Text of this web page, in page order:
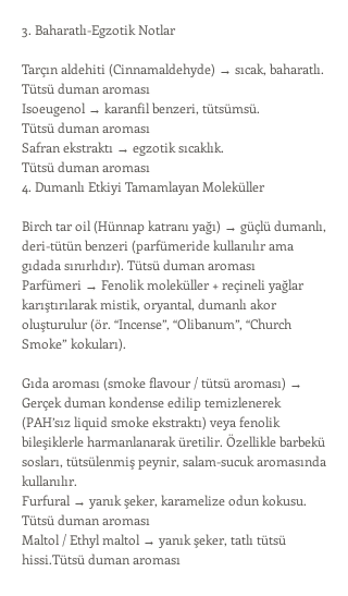
3. Baharatlı-Egzotik Notlar
Tarçın aldehiti (Cinnamaldehyde) → sıcak, baharatlı.
Tütsü duman aroması
Isoeugenol → karanfil benzeri, tütsümsü.
Tütsü duman aroması
Safran ekstraktı → egzotik sıcaklık.
Tütsü duman aroması
4. Dumanlı Etkiyi Tamamlayan Moleküller
Birch tar oil (Hünnap katranı yağı) → güçlü dumanlı,
deri-tütün benzeri (parfümeride kullanılır ama
gıdada sınırlıdır). Tütsü duman aroması
Parfümeri → Fenolik moleküller + reçineli yağlar
karıştırılarak mistik, oryantal, dumanlı akor
oluşturulur (ör. “Incense”, “Olibanum”, “Church
Smoke” kokuları).
Gıda aroması (smoke flavour / tütsü aroması) →
Gerçek duman kondense edilip temizlenerek
(PAH’sız liquid smoke ekstraktı) veya fenolik
bileşiklerle harmanlanarak üretilir. Özellikle barbekü
sosları, tütsülenmiş peynir, salam-sucuk aromasında
kullanılır.
Furfural → yanık şeker, karamelize odun kokusu.
Tütsü duman aroması
Maltol / Ethyl maltol → yanık şeker, tatlı tütsü
hissi.Tütsü duman aroması